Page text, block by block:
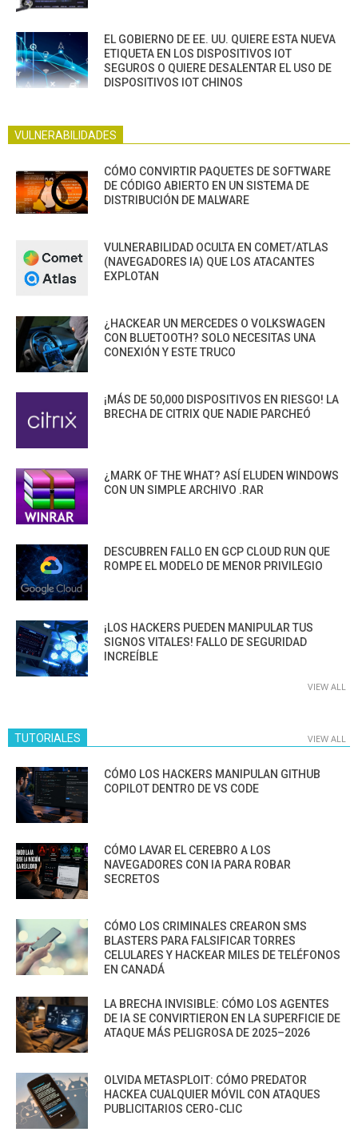
EL GOBIERNO DE EE. UU. QUIERE ESTA NUEVA
ETIQUETA EN LOS DISPOSITIVOS IOT
SEGUROS O QUIERE DESALENTAR EL USO DE
DISPOSITIVOS IOT CHINOS
VULNERABILIDADES
CÓMO CONVIRTIR PAQUETES DE SOFTWARE
DE CÓDIGO ABIERTO EN UN SISTEMA DE
DISTRIBUCIÓN DE MALWARE
VULNERABILIDAD OCULTA EN COMET/ATLAS
(NAVEGADORES IA) QUE LOS ATACANTES
EXPLOTAN
¿HACKEAR UN MERCEDES O VOLKSWAGEN
CON BLUETOOTH? SOLO NECESITAS UNA
CONEXIÓN Y ESTE TRUCO
¡MÁS DE 50,000 DISPOSITIVOS EN RIESGO! LA
BRECHA DE CITRIX QUE NADIE PARCHEÓ
¿MARK OF THE WHAT? ASÍ ELUDEN WINDOWS
CON UN SIMPLE ARCHIVO .RAR
DESCUBREN FALLO EN GCP CLOUD RUN QUE
ROMPE EL MODELO DE MENOR PRIVILEGIO
¡LOS HACKERS PUEDEN MANIPULAR TUS
SIGNOS VITALES! FALLO DE SEGURIDAD
INCREÍBLE
VIEW ALL
TUTORIALES VIEW ALL
CÓMO LOS HACKERS MANIPULAN GITHUB
COPILOT DENTRO DE VS CODE
CÓMO LAVAR EL CEREBRO A LOS
NAVEGADORES CON IA PARA ROBAR
SECRETOS
CÓMO LOS CRIMINALES CREARON SMS
BLASTERS PARA FALSIFICAR TORRES
CELULARES Y HACKEAR MILES DE TELÉFONOS
EN CANADÁ
LA BRECHA INVISIBLE: CÓMO LOS AGENTES
DE IA SE CONVIRTIERON EN LA SUPERFICIE DE
ATAQUE MÁS PELIGROSA DE 2025–2026
OLVIDA METASPLOIT: CÓMO PREDATOR
HACKEA CUALQUIER MÓVIL CON ATAQUES
PUBLICITARIOS CERO-CLIC